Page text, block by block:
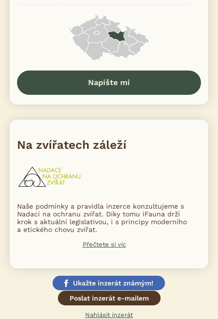
Napište mi
Na zvířatech záleží
Naše podmínky a pravidla inzerce konzultujeme s
Nadací na ochranu zvířat. Díky tomu iFauna drží
krok s aktuální legislativou, i s principy moderního
a etického chovu zvířat.
Přečtete si víc
Ukažte inzerát známým!
Poslat inzerát e-mailem
Nahlásit inzerát